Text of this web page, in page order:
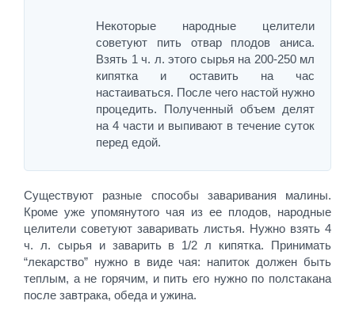
Некоторые народные целители
советуют пить отвар плодов аниса.
Взять 1 ч. л. этого сырья на 200-250 мл
кипятка и оставить на час
настаиваться. После чего настой нужно
процедить. Полученный объем делят
на 4 части и выпивают в течение суток
перед едой.
Существуют разные способы заваривания малины.
Кроме уже упомянутого чая из ее плодов, народные
целители советуют заваривать листья. Нужно взять 4
ч. л. сырья и заварить в 1/2 л кипятка. Принимать
“лекарство” нужно в виде чая: напиток должен быть
теплым, а не горячим, и пить его нужно по полстакана
после завтрака, обеда и ужина.